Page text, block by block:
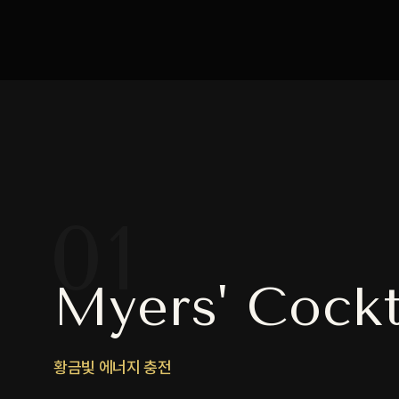
01
Myers'
황금빛 에너지 충전